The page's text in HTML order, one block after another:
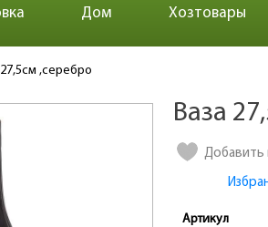
Дом Хозтовары
,серебро
Ваза
Добавить
Артикул
Количество